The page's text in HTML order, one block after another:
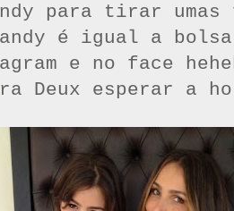
para tirar
é igual a
e no face
Deux esperar a